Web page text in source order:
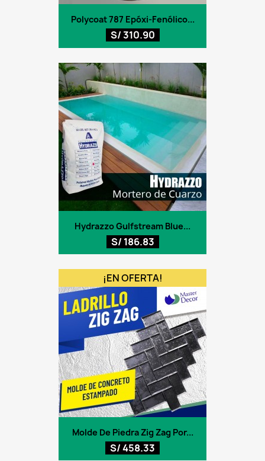
Polycoat 787 Epóxi-Fenólico...
S/ 310.90
Hydrazzo Gulfstream Blue...
S/ 186.83
Molde De Piedra Zig Zag Por...
S/ 458.33
¡EN OFERTA!